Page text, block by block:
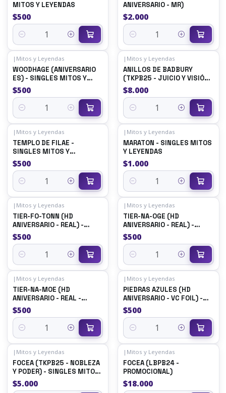
MITOS Y LEYENDAS
$500
Quantity
ANIVERSARIO - MR)
$2.000
Quantity
| Mitos y Leyendas
WOODHAGE (ANIVERSARIO
ES) - SINGLES MITOS Y
LEYENDAS
$500
Quantity
| Mitos y Leyendas
ANILLOS DE BADBURY
(TKPB25 - JUICIO Y VISIÓN)
- SINGLES MITOS Y
LEYENDAS
$8.000
Quantity
| Mitos y Leyendas
TEMPLO DE FILAE -
SINGLES MITOS Y
LEYENDAS
$500
Quantity
| Mitos y Leyendas
MARATON - SINGLES MITOS
Y LEYENDAS
$1.000
Quantity
| Mitos y Leyendas
TIER-FO-TONN (HD
ANIVERSARIO - REAL) -
SINGLES MITOS Y
LEYENDAS
$500
Quantity
| Mitos y Leyendas
TIER-NA-OGE (HD
ANIVERSARIO - REAL) -
SINGLES MITOS Y
LEYENDAS
$500
Quantity
| Mitos y Leyendas
TIER-NA-MOE (HD
ANIVERSARIO - REAL -
REWORK)
$500
Quantity
| Mitos y Leyendas
PIEDRAS AZULES (HD
ANIVERSARIO - VC FOIL) -
SINGLES MITOS Y
LEYENDAS
$500
Quantity
| Mitos y Leyendas
FOCEA (TKPB25 - NOBLEZA
Y PODER) - SINGLES MITOS
Y LEYENDAS
$5.000
| Mitos y Leyendas
FOCEA (LBPB24 -
PROMOCIONAL)
$18.000